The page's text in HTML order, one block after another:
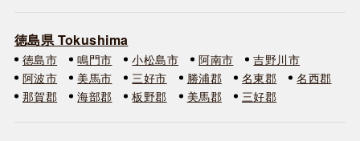
徳島県 Tokushima
徳島市 鳴門市 小松島市 阿南市
吉野川市
阿波市
美馬市 三好市 勝浦郡 名東郡
名西郡
那賀郡
海部郡 板野郡 美馬郡 三好郡